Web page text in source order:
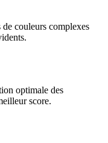
couleurs complexes
optimale des
score.